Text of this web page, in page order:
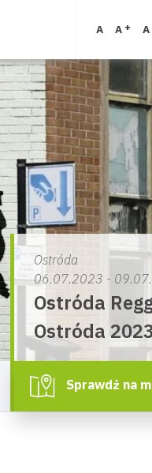
A A + A
Ostróda
06.07.2023 -
Ostróda
Ostróda
Sprawdź na